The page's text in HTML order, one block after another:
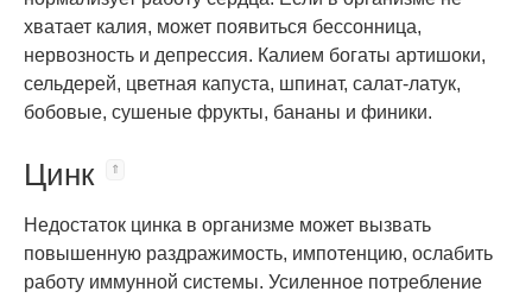
хватает калия, может появиться бессонница,
нервозность и депрессия. Калием богаты артишоки,
сельдерей, цветная капуста, шпинат, салат-латук,
бобовые, сушеные фрукты, бананы и финики.
Цинк
Недостаток цинка в организме может вызвать
повышенную раздражимость, импотенцию, ослабить
работу иммунной системы. Усиленное потребление